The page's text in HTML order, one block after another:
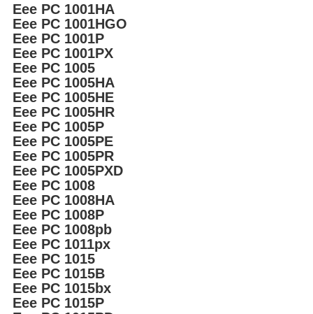
Eee PC 1001HA
Eee PC 1001HGO
Eee PC 1001P
Eee PC 1001PX
Eee PC 1005
Eee PC 1005HA
Eee PC 1005HE
Eee PC 1005HR
Eee PC 1005P
Eee PC 1005PE
Eee PC 1005PR
Eee PC 1005PXD
Eee PC 1008
Eee PC 1008HA
Eee PC 1008P
Eee PC 1008pb
Eee PC 1011px
Eee PC 1015
Eee PC 1015B
Eee PC 1015bx
Eee PC 1015P